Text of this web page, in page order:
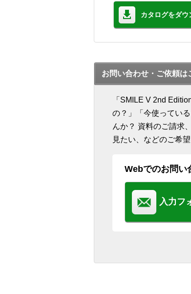
カタログをダウ
お問い合わせ・ご依頼は
「SMILE V 2nd
の？」「今使ってい
んか？ 資料のご請求
見たい、などのご希
Webでのお問い
入力フ